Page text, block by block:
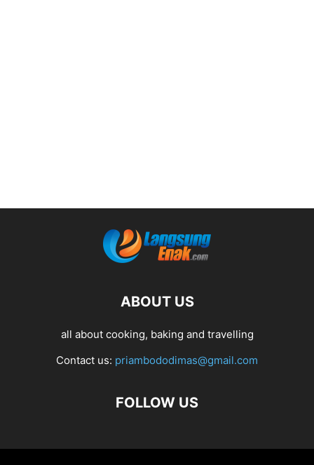
ABOUT US
all about cooking, baking and travelling
Contact us: priambododimas@gmail.com
FOLLOW US